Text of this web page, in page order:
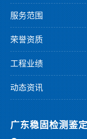
公司介绍
董事长介绍
企业文化
发展历程
组织架构
科研创新
园区环境
公正性和独立性声明
服务范围
检测服务
监测服务
鉴定服务
荣誉资质
资质证书
荣誉证书
专利证书
工程业绩
检测业绩
监测业绩
鉴定业绩
动态资讯
公司资讯
党工团建
行业法规
广东稳固检测鉴